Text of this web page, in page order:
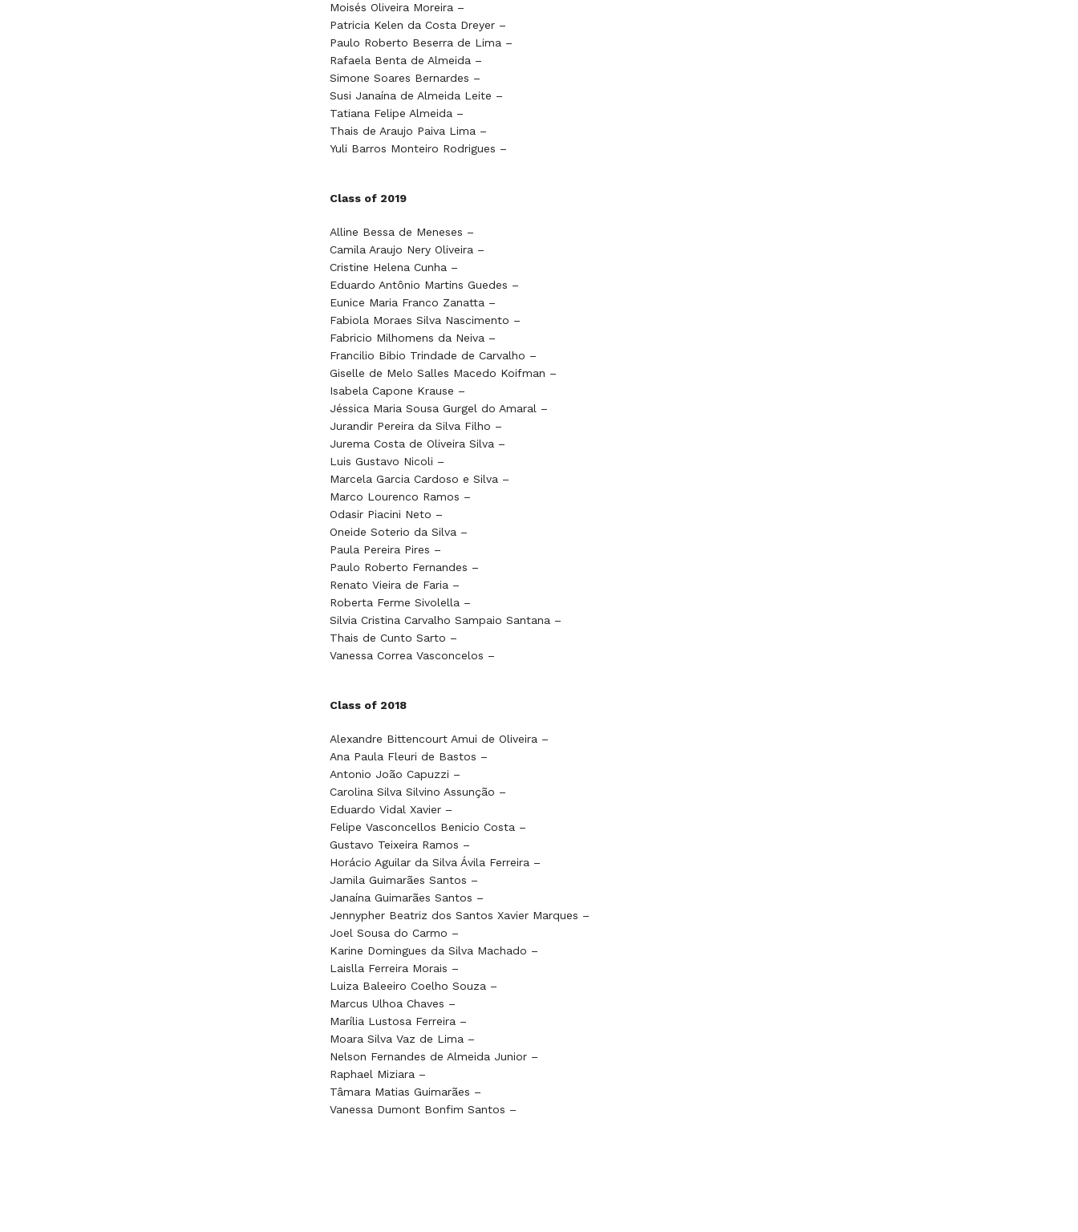
Moisés Oliveira Moreira –
Patricia Kelen da Costa Dreyer –
Paulo Roberto Beserra de Lima –
Rafaela Benta de Almeida –
Simone Soares Bernardes –
Susi Janaína de Almeida Leite –
Tatiana Felipe Almeida –
Thais de Araujo Paiva Lima –
Yuli Barros Monteiro Rodrigues –
Class of 2019
Alline Bessa de Meneses –
Camila Araujo Nery Oliveira –
Cristine Helena Cunha –
Eduardo Antônio Martins Guedes –
Eunice Maria Franco Zanatta –
Fabiola Moraes Silva Nascimento –
Fabricio Milhomens da Neiva –
Francilio Bibio Trindade de Carvalho –
Giselle de Melo Salles Macedo Koifman –
Isabela Capone Krause –
Jéssica Maria Sousa Gurgel do Amaral –
Jurandir Pereira da Silva Filho –
Jurema Costa de Oliveira Silva –
Luis Gustavo Nicoli –
Marcela Garcia Cardoso e Silva –
Marco Lourenco Ramos –
Odasir Piacini Neto –
Oneide Soterio da Silva –
Paula Pereira Pires –
Paulo Roberto Fernandes –
Renato Vieira de Faria –
Roberta Ferme Sivolella –
Silvia Cristina Carvalho Sampaio Santana –
Thais de Cunto Sarto –
Vanessa Correa Vasconcelos –
Class of 2018
Alexandre Bittencourt Amui de Oliveira –
Ana Paula Fleuri de Bastos –
Antonio João Capuzzi –
Carolina Silva Silvino Assunção –
Eduardo Vidal Xavier –
Felipe Vasconcellos Benicio Costa –
Gustavo Teixeira Ramos –
Horácio Aguilar da Silva Ávila Ferreira –
Jamila Guimarães Santos –
Janaína Guimarães Santos –
Jennypher Beatriz dos Santos Xavier Marques –
Joel Sousa do Carmo –
Karine Domingues da Silva Machado –
Laislla Ferreira Morais –
Luiza Baleeiro Coelho Souza –
Marcus Ulhoa Chaves –
Marília Lustosa Ferreira –
Moara Silva Vaz de Lima –
Nelson Fernandes de Almeida Junior –
Raphael Miziara –
Tâmara Matias Guimarães –
Vanessa Dumont Bonfim Santos –